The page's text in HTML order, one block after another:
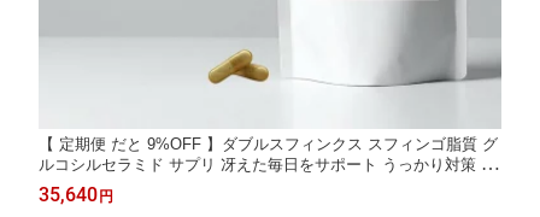
【 定期便 だと 9%OFF 】ダブルスフィンクス スフィンゴ脂質 グ
ルコシルセラミド サプリ 冴えた毎日をサポート うっかり対策 健
康 サポート 知的健康 シニア 中高年 考える力 クリアな日々 サプ
リメント W-Sphinx 送料無料 60粒入 3袋 90日分 日本産
35,640 円